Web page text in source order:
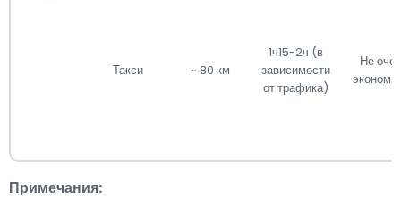
Такси ~ 80 км
1ч15-2ч (в
зависимости
от трафика)
Не
Примечания: